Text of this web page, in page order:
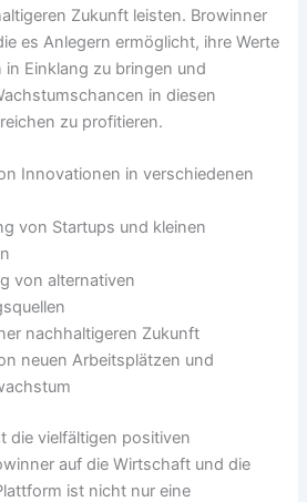
Zukunft leisten. Browinner
es Anlegern ermöglicht, ihre Werte
Einklang zu bringen und
in diesen
zu profitieren.
Innovationen in verschiedenen
von Startups und kleinen
von alternativen
nachhaltigeren Zukunft
neuen Arbeitsplätzen und
die vielfältigen positiven
auf die Wirtschaft und die
ist nicht nur eine